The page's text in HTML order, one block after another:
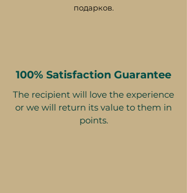
подарков.
100% Satisfaction Guarantee
The recipient will love the experience
or we will return its value to them in
points.